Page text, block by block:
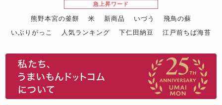
急上昇ワード
熊野本宮の釜餅 米 新商品 いづう
飛鳥の蘇
いぶりがっこ
人気ランキング 下仁田納豆
江戸前ちば海苔